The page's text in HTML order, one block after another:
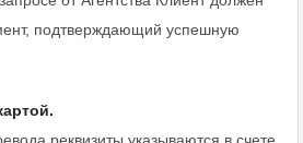
подтверждающий успешную